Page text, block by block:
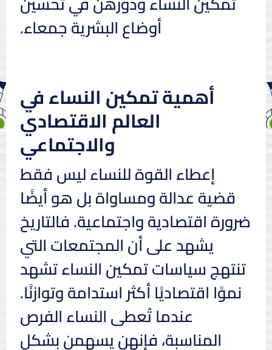
أوضاع البشرية جمعاء.
أهمية تمكين النساء في
العالم الاقتصادي
والاجتماعي
إعطاء القوة للنساء ليس فقط
قضية عدالة ومساواة بل هو أيضًا
ضرورة اقتصادية واجتماعية. فالتاريخ
يشهد على أن المجتمعات التي
تنتهج سياسات تمكين النساء تشهد
نموًا اقتصاديًا أكثر استدامة وتوازنًا.
عندما تُعطى النساء الفرص
المناسبة، فإنهن يسهمن بشكل